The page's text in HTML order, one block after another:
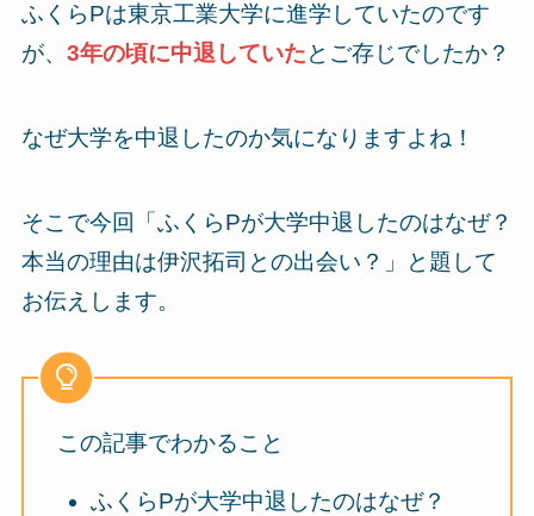
ふくらPは東京工業大学に進学していたのです
が、 3年の頃に中退していたとご存じでしたか？
なぜ大学を中退したのか気になりますよね！
そこで今回「ふくらPが大学中退したのはなぜ？
本当の理由は伊沢拓司との出会い？」と題して
お伝えします。
この記事でわかること
ふくらPが大学中退したのはなぜ？